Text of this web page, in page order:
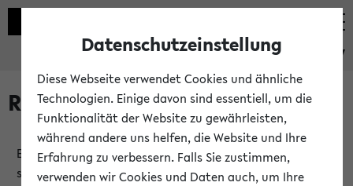
eKVV
Raumänderungen
Es wurden keine Raumänderungen an jetzt
stattfindenden Veranstaltungen gefunden!
Datenschutzeinstellung
Diese Webseite verwendet Cookies und ähnliche
Technologien. Einige davon sind essentiell, um die
Funktionalität der Website zu gewährleisten,
während andere uns helfen, die Website und Ihre
Erfahrung zu verbessern. Falls Sie zustimmen,
verwenden wir Cookies und Daten auch, um Ihre